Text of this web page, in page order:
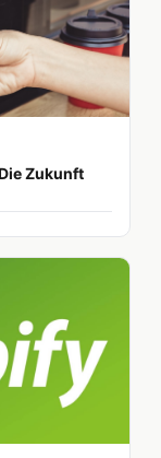
Zukunft